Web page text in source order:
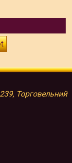
Торговельний